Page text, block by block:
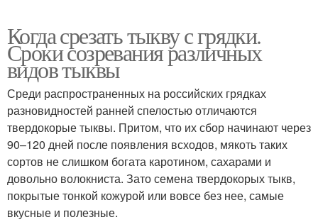
Когда срезать тыкву с грядки.
Сроки созревания различных
видов тыквы
Среди распространенных на российских грядках
разновидностей ранней спелостью отличаются
твердокорые тыквы. Притом, что их сбор начинают через
90–120 дней после появления всходов, мякоть таких
сортов не слишком богата каротином, сахарами и
довольно волокниста. Зато семена твердокорых тыкв,
покрытые тонкой кожурой или вовсе без нее, самые
вкусные и полезные.